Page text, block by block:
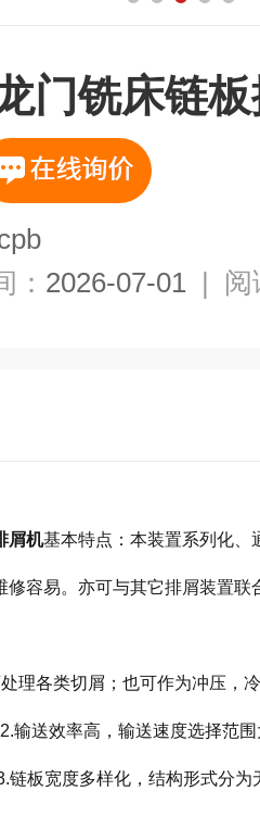
门铣床链
： 2026-07-01 | 阅
屑机基本特点：本装置系列化、
修容易。亦可与其它排屑装置
；也可作为冲压，冷
高，输送速
化，结构形式分为无